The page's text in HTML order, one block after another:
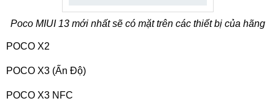
Poco MIUI 13 mới nhất sẽ có mặt trên các thiết bị của hãng
POCO X2
POCO X3 (Ấn Độ)
POCO X3 NFC